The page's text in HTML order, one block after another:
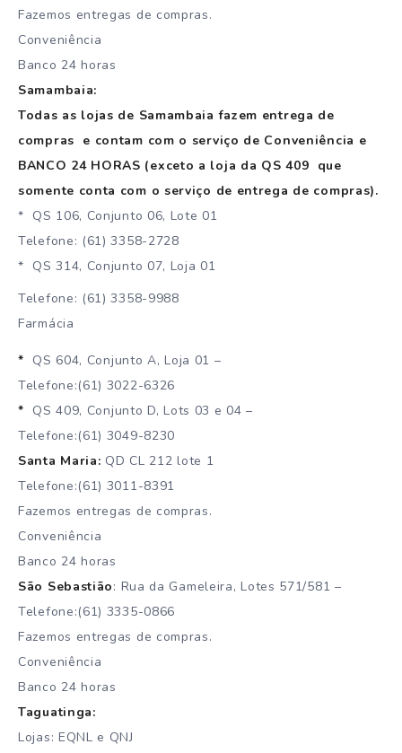
Fazemos entregas de compras.
Conveniência
Banco 24 horas
Samambaia:
Todas as lojas de Samambaia fazem entrega de
compras e contam com o serviço de Conveniência e
BANCO 24 HORAS (exceto a loja da QS 409 que
somente conta com o serviço de entrega de compras).
* QS 106, Conjunto 06, Lote 01
Telefone: (61) 3358-2728
* QS 314, Conjunto 07, Loja 01
Telefone: (61) 3358-9988
Farmácia
* QS 604, Conjunto A, Loja 01 –
Telefone:(61) 3022-6326
* QS 409, Conjunto D, Lots 03 e 04 –
Telefone:(61) 3049-8230
Santa Maria: QD CL 212 lote 1
Telefone:(61) 3011-8391
Fazemos entregas de compras.
Conveniência
Banco 24 horas
São Sebastião: Rua da Gameleira, Lotes 571/581 –
Telefone:(61) 3335-0866
Fazemos entregas de compras.
Conveniência
Banco 24 horas
Taguatinga:
Lojas: EQNL e QNJ